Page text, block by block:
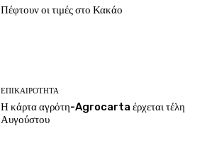
Πέφτουν οι τιμές στο Κακάο
ΕΠΙΚΑΙΡΌΤΗΤΑ
Η κάρτα αγρότη-Agrocarta έρχεται τέλη
Αυγούστου